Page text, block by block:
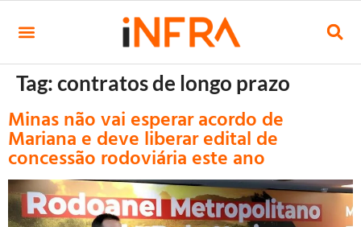
Tag:contratos de longo prazo
Minas não vai esperar acordo de
Mariana e deve liberar edital de
concessão rodoviária este ano